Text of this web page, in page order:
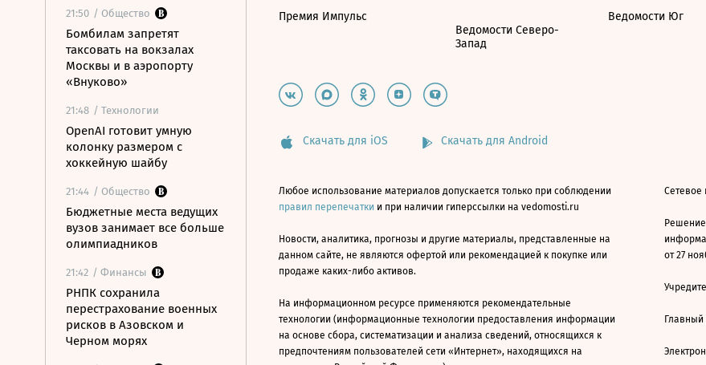
21:50 / Общество
Бомбилам запретят
таксовать на вокзалах
Москвы и в аэропорту
«Внуково»
21:48 / Технологии
OpenAI готовит умную
колонку размером с
хоккейную шайбу
21:44 / Общество
Бюджетные места ведущих
вузов занимает все больше
олимпиадников
21:42 / Финансы
РНПК сохранила
перестрахование военных
рисков в Азовском и
Черном морях
Премия Импульс
Ведомости Северо-
Запад
Ведомости Юг
Скачать для iOS Скачать для Android
Любое использование материалов допускается только при соблюдении
правил перепечатки и при наличии гиперссылки на vedomosti.ru
Новости, аналитика, прогнозы и другие материалы, представленные на
данном сайте, не являются офертой или рекомендацией к покупке или
продаже каких-либо активов.
На информационном ресурсе применяются рекомендательные
технологии (информационные технологии предоставления информации
на основе сбора, систематизации и анализа сведений, относящихся к
предпочтениям пользователей сети «Интернет», находящихся на
Сетевое
от 27